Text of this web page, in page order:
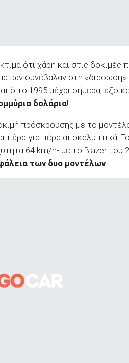
ότι χάρη και στις
συνέβαλαν στη «διάσωση»
το 1995 μέχρι σήμερα,
δολάρια!
πρόσκρουσης με το
πέρα για πέρα αποκαλυπτικά.
64 km/h- με το Blazer του
των δυο μοντέλων.